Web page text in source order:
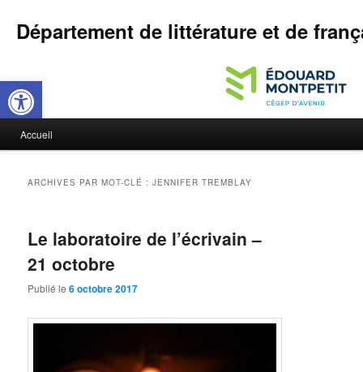
Ouvrir la barre d’outils
Département de littérature et de
Aller
principal
Aller
secondaire
Accueil
ARCHIVES PAR MOT-CLÉ :JENNIFER TREMBLAY
Le laboratoire de l’écrivain –
21 octobre
Publié le6 octobre 2017